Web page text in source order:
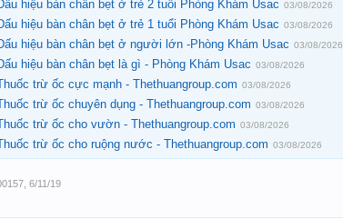
hiệu bàn chân bẹt ở trẻ 2 tuổi Phòng Khám Usac 03/08/2026
hiệu bàn chân bẹt ở trẻ 1 tuổi Phòng Khám Usac 03/08/2026
hiệu bàn chân bẹt ở người lớn -Phòng Khám Usac 03/08/2026
hiệu bàn chân bẹt là gì - Phòng Khám Usac 03/08/2026
trừ ốc cực mạnh - Thethuangroup.com 03/08/2026
trừ ốc chuyên dụng - Thethuangroup.com 03/08/2026
trừ ốc cho vườn - Thethuangroup.com 03/08/2026
trừ ốc cho ruộng nước - Thethuangroup.com 03/08/2026
6/11/19